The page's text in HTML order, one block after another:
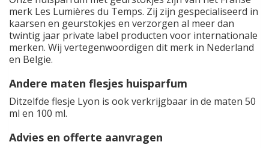
merk Les Lumières du Temps. Zij zijn gespecialiseerd in
kaarsen en geurstokjes en verzorgen al meer dan
twintig jaar private label producten voor internationale
merken. Wij vertegenwoordigen dit merk in Nederland
en Belgie.
Andere maten flesjes huisparfum
Ditzelfde flesje Lyon is ook verkrijgbaar in de maten 50
ml en 100 ml.
Advies en offerte aanvragen